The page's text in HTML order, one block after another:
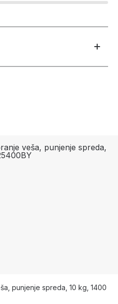
punjenje spreda, 10 kg, 1400